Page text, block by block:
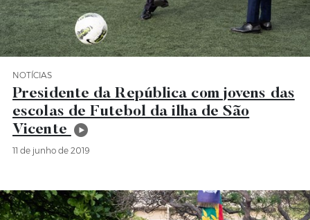
Categoria Notícias
NOTÍCIAS
Presidente da República com jovens das
escolas de Futebol da ilha de São
Vicente
11 de junho de 2019